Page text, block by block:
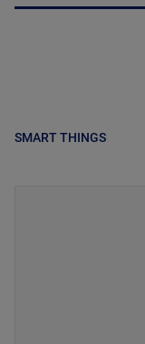
SMART THINGS